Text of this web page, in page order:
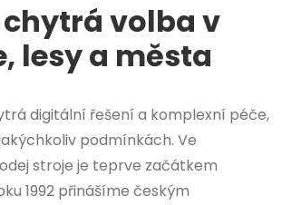
volba v
lesy a města
digitální řešení a komplexní péče,
podmínkách. Ve
stroje je teprve začátkem
1992 přinášíme českým